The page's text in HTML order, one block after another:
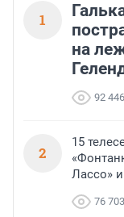
1
на
92 446
2
15
Лассо»
76 703